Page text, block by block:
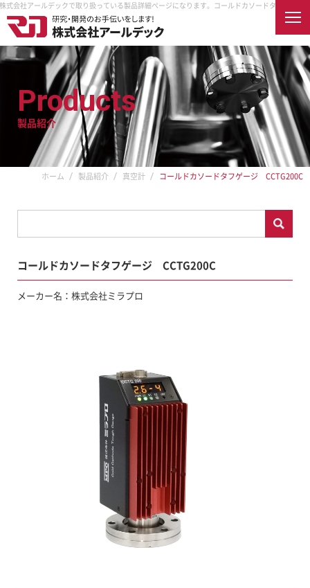
会社アールデックで取り扱っている製品詳細ページになります。コールドカソードタフゲージ
English
ホーム 会社案内
企業情報
企業理念
取扱メーカー
アクセス
製品紹介
真空とは
お問い合わせ
Products
製品紹介
ホーム 製品紹介 真空計 コールドカソードタフゲージ CCTG200C
コールドカソードタフゲージ CCTG200C
メーカー名：株式会社ミラプロ